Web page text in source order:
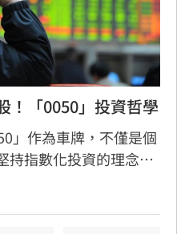
！「0050」投資哲學
」作為車牌，不僅是個
持指數化投資的理念。
發現，頻繁選股難以